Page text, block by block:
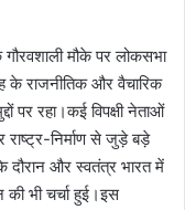
मौके पर लोकसभा
के राजनीतिक और वैचारिक
पर रहा।कई विपक्षी नेताओं
राष्ट्र-निर्माण से जुड़े बड़े
दौरान और स्वतंत्र भारत में
भी चर्चा हुई।इस